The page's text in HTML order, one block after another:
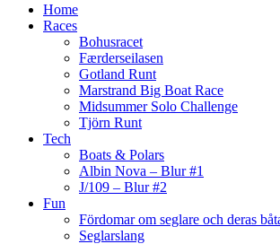
Home
Races
Bohusracet
Færderseilasen
Gotland Runt
Marstrand Big Boat Race
Midsummer Solo Challenge
Tjörn Runt
Tech
Boats & Polars
Albin Nova – Blur #1
J/109 – Blur #2
Fun
Fördomar om seglare och deras
Seglarslang